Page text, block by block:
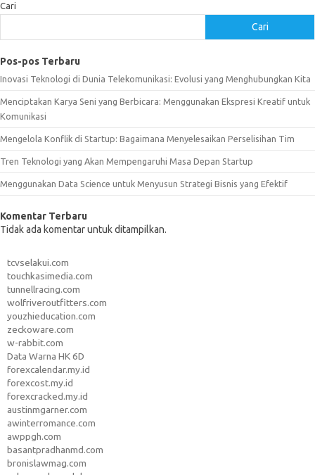
Cari
Cari
Pos-pos Terbaru
Inovasi Teknologi di Dunia Telekomunikasi: Evolusi yang Menghubungkan Kita
Menciptakan Karya Seni yang Berbicara: Menggunakan Ekspresi Kreatif untuk
Komunikasi
Mengelola Konflik di Startup: Bagaimana Menyelesaikan Perselisihan Tim
Tren Teknologi yang Akan Mempengaruhi Masa Depan Startup
Menggunakan Data Science untuk Menyusun Strategi Bisnis yang Efektif
Komentar Terbaru
Tidak ada komentar untuk ditampilkan.
tcvselakui.com
touchkasimedia.com
tunnellracing.com
wolfriveroutfitters.com
youzhieducation.com
zeckoware.com
w-rabbit.com
Data Warna HK 6D
forexcalendar.my.id
forexcost.my.id
forexcracked.my.id
austinmgarner.com
awinterromance.com
awppgh.com
basantpradhanmd.com
bronislawmag.com